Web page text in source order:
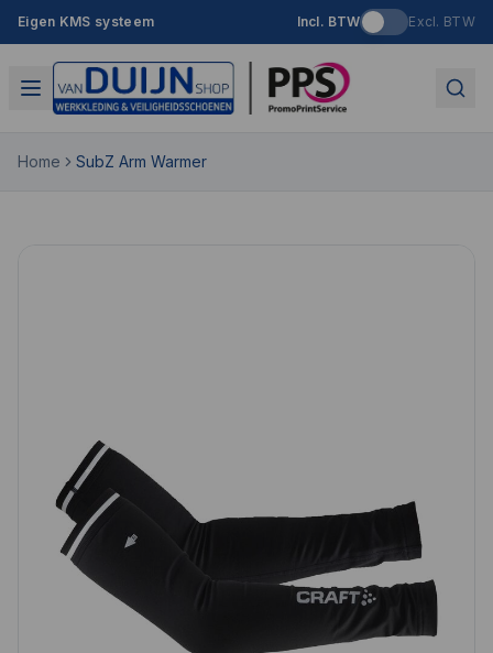
Eigen KMS systeem Incl. BTW Excl. BTW
Home SubZ Arm Warmer